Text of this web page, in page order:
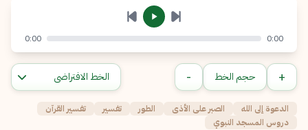
إرسال إلغاء
0:00
0:00
+ حجم الخط -
الدعوة إلى الله الصبر على الأذى الطور تفسير
تفسير القرآن
دروس المسجد النبوي